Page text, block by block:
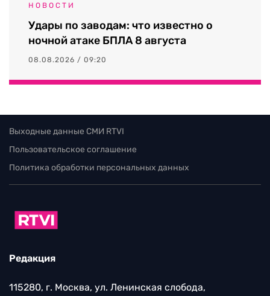
НОВОСТИ
Удары по заводам: что известно о
ночной атаке БПЛА 8 августа
08.08.2026 / 09:20
Выходные данные СМИ RTVI
Пользовательское соглашение
Политика обработки персональных данных
Редакция
115280, г. Москва, ул. Ленинская слобода,